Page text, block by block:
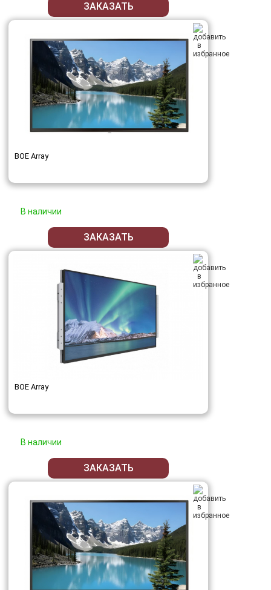
ЗАКАЗАТЬ
BOE Array
В наличии
ЗАКАЗАТЬ
BOE Array
В наличии
ЗАКАЗАТЬ